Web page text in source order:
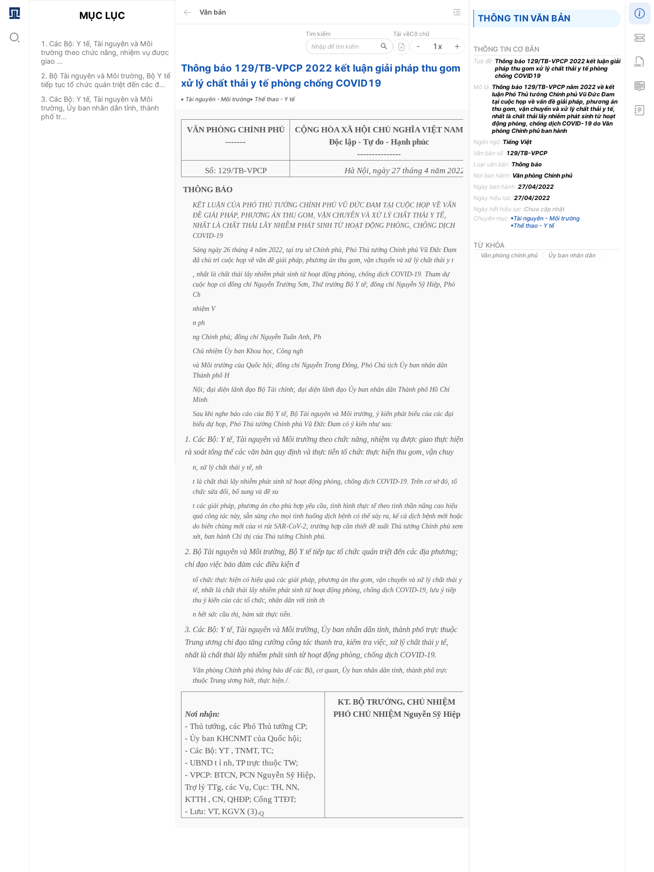
MỤC LỤC
1. Các Bộ: Y tế, Tài nguyên và Môi
trường theo chức năng, nhiệm vụ được
giao ...
2. Bộ Tài nguyên và Môi trường, Bộ Y tế
tiếp tục tổ chức quán triệt đến các đ...
3. Các Bộ: Y tế, Tài nguyên và Môi
trường, Ủy ban nhân dân tỉnh, thành
phố tr...
Văn bản
Tìm kiếm Tải vềCỡ chữ
1 x
Thông báo 129/TB-VPCP 2022 kết luận giải pháp thu gom
xử lý chất thải y tế phòng chống COVID19
Tài nguyên - Môi trường Thể thao - Y tế
VĂN PHÒNG CHÍNH PHỦ
-------
CỘNG HÒA XÃ HỘI CHỦ NGHĨA VIỆT NAM
Độc lập - Tự do - Hạnh phúc
---------------
Số: 129/TB-VPCP
Hà Nội, ngày 27 tháng 4 năm 2022
THÔNG BÁO
KẾT LUẬN CỦA PHÓ THỦ TƯỚNG CHÍNH PHỦ VŨ ĐỨC ĐAM TẠI CUỘC HỌP VỀ VẤN
ĐỀ GIẢI PHÁP, PHƯƠNG ÁN THU GOM, VẬN CHUYỂN VÀ XỬ LÝ CHẤT THẢI Y TẾ,
NHẤT LÀ CHẤT THẢI LÂY NHIỄM PHÁT SINH TỪ HOẠT ĐỘNG PHÒNG, CHỐNG DỊCH
COVID-19
Sáng ngày 26 tháng 4 năm 2022, tại trụ sở Chính phủ, Phó Thủ tướng Chính phủ Vũ Đức Đam
đã chủ trì cuộc họp về vấn đề giải pháp, phương án thu gom, vận chuyển và xử lý chất thải y t
nhất là chất thải lây nhiễm phát sinh từ hoạt động phòng, chống dịch COVID-19. Tham dự
cuộc họp có đồng chí Nguyễn Trường Sơn, Thứ trưởng Bộ Y tế; đồng chí Nguyễn Sỹ Hiệp, Phó
Ch
nhiệm V
n ph
ng Chính phủ; đồng chí Nguyễn Tuấn Anh, Ph
Chủ nhiệm Ủy ban Khoa học, Công ngh
và Môi trường của Quốc hội; đồng chí Nguyễn Trọng Đông, Phó Chủ tịch Ủy ban nhân dân
Thành phố H
Nội; đại diện lãnh đạo Bộ Tài chính; đại diện lãnh đạo Ủy ban nhân dân Thành phố Hồ Chí
Minh.
Sau khi nghe báo cáo của Bộ Y tế, Bộ Tài nguyên và Môi trường, ý kiến phát biểu của các đại
biểu dự họp, Phó Thủ tướng Chính phủ Vũ Đức Đam có ý kiến như sau:
1. Các Bộ: Y tế, Tài nguyên và Môi trường theo chức năng, nhiệm vụ được giao thực hiện
rà soát tổng thể các văn bản quy định và thực tiễn tổ chức thực hiện thu gom, vận chuy
n, xử lý chất thải y tế, nh
t là chất thải lây nhiễm phát sinh từ hoạt động phòng, chống dịch COVID-19. Trên cơ sở đó, tổ
chức sửa đổi, bổ sung và đề xu
t các giải pháp, phương án cho phù hợp yêu cầu, tình hình thực tế theo tinh thần nâng cao hiệu
quả công tác này, sẵn sàng cho mọi tình huống dịch bệnh có thể xảy ra, kể cả dịch bệnh mới hoặc
do biến chủng mới của vi rút SAR-CoV-2; trường hợp cần thiết đề xuất Thủ tướng Chính phủ xem
xét, ban hành Chỉ thị của Thủ tướng Chính phủ.
2. Bộ Tài nguyên và Môi trường, Bộ Y tế tiếp tục tổ chức quán triệt đến các địa phương;
chỉ đạo việc bảo đảm các điều kiện đ
tổ chức thực hiện có hiệu quả các giải pháp, phương án thu gom, vận chuyển và xử lý chất thải y
tế, nhất là chất thải lây nhiễm phát sinh từ hoạt động phòng, chống dịch COVID-19, lưu ý tiếp
thu ý kiến của các tổ chức, nhân dân với tinh th
n hết sức cầu thị, bám sát thực tiễn.
3. Các Bộ: Y tế, Tài nguyên và Môi trường, Ủy ban nhân dân tỉnh, thành phố trực thuộc
Trung ương chỉ đạo tăng cường công tác thanh tra, kiểm tra việc, xử lý chất thải y tế,
nhất là chất thải lây nhiễm phát sinh từ hoạt động phòng, chống dịch COVID-19.
Văn phòng Chính phủ thông báo để các Bộ, cơ quan, Ủy ban nhân dân tỉnh, thành phố trực
thuộc Trung ương biết, thực hiện./.
Nơi nhận:
- Thủ tướng, các Phó Thủ tướng CP;
- Ủy ban KHCNMT của Quốc hội;
- Các Bộ: YT , TNMT, TC;
- UBND t ỉ nh, TP trực thuộc TW;
- VPCP: BTCN, PCN Nguyễn Sỹ Hiệp,
Trợ lý TTg, các Vụ, Cục: TH, NN,
KTTH , CN, QHĐP; Cổng TTĐT;
- Lưu: VT, KGVX (3).Q
KT. BỘ TRƯỞNG, CHỦ NHIỆM
PHÓ CHỦ NHIỆM Nguyễn Sỹ Hiệp
THÔNG TIN VĂN BẢN
THÔNG TIN CƠ BẢN
Tựa đề :Thông báo 129/TB-VPCP 2022 kết luận giải
pháp thu gom xử lý chất thải y tế phòng
chống COVID19
Mô tả :Thông báo 129/TB-VPCP năm 2022 về kết
luận Phó Thủ tướng Chính phủ Vũ Đức Đam
tại cuộc họp về vấn đề giải pháp, phương án
thu gom, vận chuyển và xử lý chất thải y tế,
nhất là chất thải lây nhiễm phát sinh từ hoạt
động phòng, chống dịch COVID-19 do Văn
phòng Chính phủ ban hành
Ngôn ngữ :Tiếng Việt
Văn bản số :129/TB-VPCP
Loại văn bản :Thông báo
Nơi ban hành :Văn phòng Chính phủ
Ngày ban hành :27/04/2022
Ngày hiệu lực :27/04/2022
Ngày hết hiệu lực :Chưa cập nhật
Chuyên mục : Tài nguyên - Môi trường
Thể thao - Y tế
TỪ KHÓA
Văn phòng chính phủ Ủy ban nhân dân